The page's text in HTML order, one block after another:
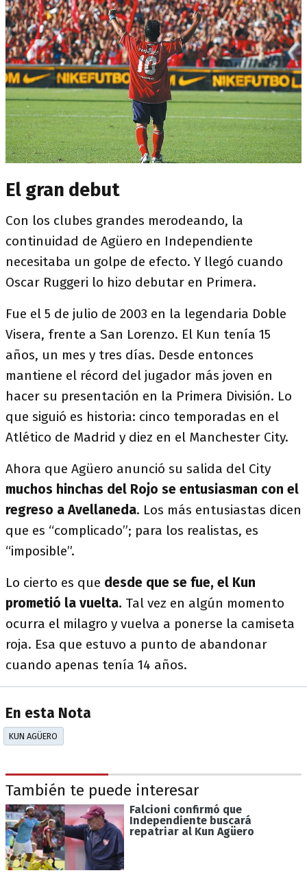
El gran debut
Con los clubes grandes merodeando, la
continuidad de Agüero en Independiente
necesitaba un golpe de efecto. Y llegó cuando
Oscar Ruggeri lo hizo debutar en Primera.
Fue el 5 de julio de 2003 en la legendaria Doble
Visera, frente a San Lorenzo. El Kun tenía 15
años, un mes y tres días. Desde entonces
mantiene el récord del jugador más joven en
hacer su presentación en la Primera División. Lo
que siguió es historia: cinco temporadas en el
Atlético de Madrid y diez en el Manchester City.
Ahora que Agüero anunció su salida del City
muchos hinchas del Rojo se entusiasman con el
regreso a Avellaneda. Los más entusiastas dicen
que es “complicado”; para los realistas, es
“imposible”.
Lo cierto es que desde que se fue, el Kun
prometió la vuelta. Tal vez en algún momento
ocurra el milagro y vuelva a ponerse la camiseta
roja. Esa que estuvo a punto de abandonar
cuando apenas tenía 14 años.
En esta Nota
KUN AGÜERO
También te puede interesar
Falcioni confirmó que
Independiente buscará
repatriar al Kun Agüero